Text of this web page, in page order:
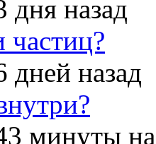
дня назад
частиц?
дней назад
минуты